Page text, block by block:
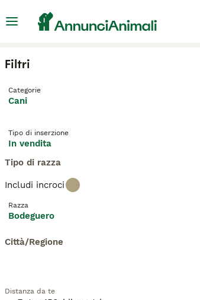
Filtri
Categorie
Cani
Tipo di inserzione
In vendita
Tipo di razza
Includi incroci
Razza
Bodeguero
Città/Regione
Distanza da te